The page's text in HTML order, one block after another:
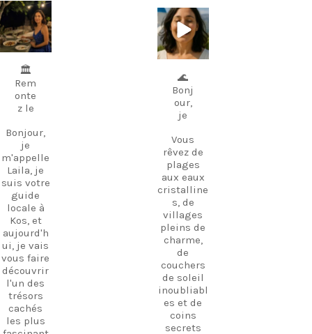
carpediem.tr
avel.guide
🏛️
Rem
onte
z le
Bonjour,
je
m'appelle
Laila, je
suis votre
guide
locale à
Kos, et
aujourd'h
ui, je vais
vous faire
découvrir
l'un des
trésors
cachés
les plus
carpediem.tr
avel.guide
25 juin
🌊
Bonj
our,
je
Vous
rêvez de
plages
aux eaux
cristalline
s, de
villages
pleins de
charme,
de
couchers
de soleil
inoubliabl
es et de
coins
secrets